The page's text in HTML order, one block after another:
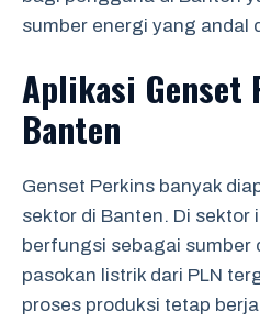
sumber energi yang andal
Aplikasi Genset
Banten
Genset Perkins banyak
sektor di Banten. Di sektor
berfungsi sebagai sumber
pasokan listrik dari PLN
proses produksi tetap